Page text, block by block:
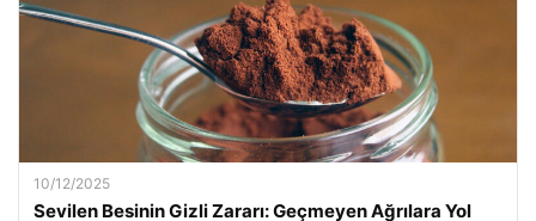
10/12/2025
Sevilen Besinin Gizli Zararı: Geçmeyen Ağrılara Yol